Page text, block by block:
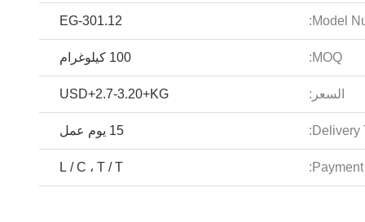
Model
EG-301.12
MOQ: 100 كيلوغرام
السعر: USD+2.7-3.20+KG
Delivery 15 يوم عمل
Payment L / C ، T / T